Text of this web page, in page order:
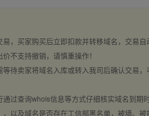
易，买家购买后立即扣款并转移域名，交易
不支持撤销，请慎重操作！
等待卖家将域名入库或转入我司后确认交易
通过查询whois信息等方式仔细核实域名到期
，以及域名是否存在工信部黑名单，被墙、